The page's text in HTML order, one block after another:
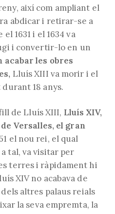
així com ampliant el
abdicar i retirar-se a
1631 i el 1634 va
i convertir-lo en un
acabar les obres
Lluís XIII va morir i el
18 anys.
de Lluís XIII, Lluís XIV,
Versalles, el gran
el nou rei, el qual
tal, va visitar per
terres i ràpidament hi
XIV no acabava de
altres palaus reials
la seva empremta, la